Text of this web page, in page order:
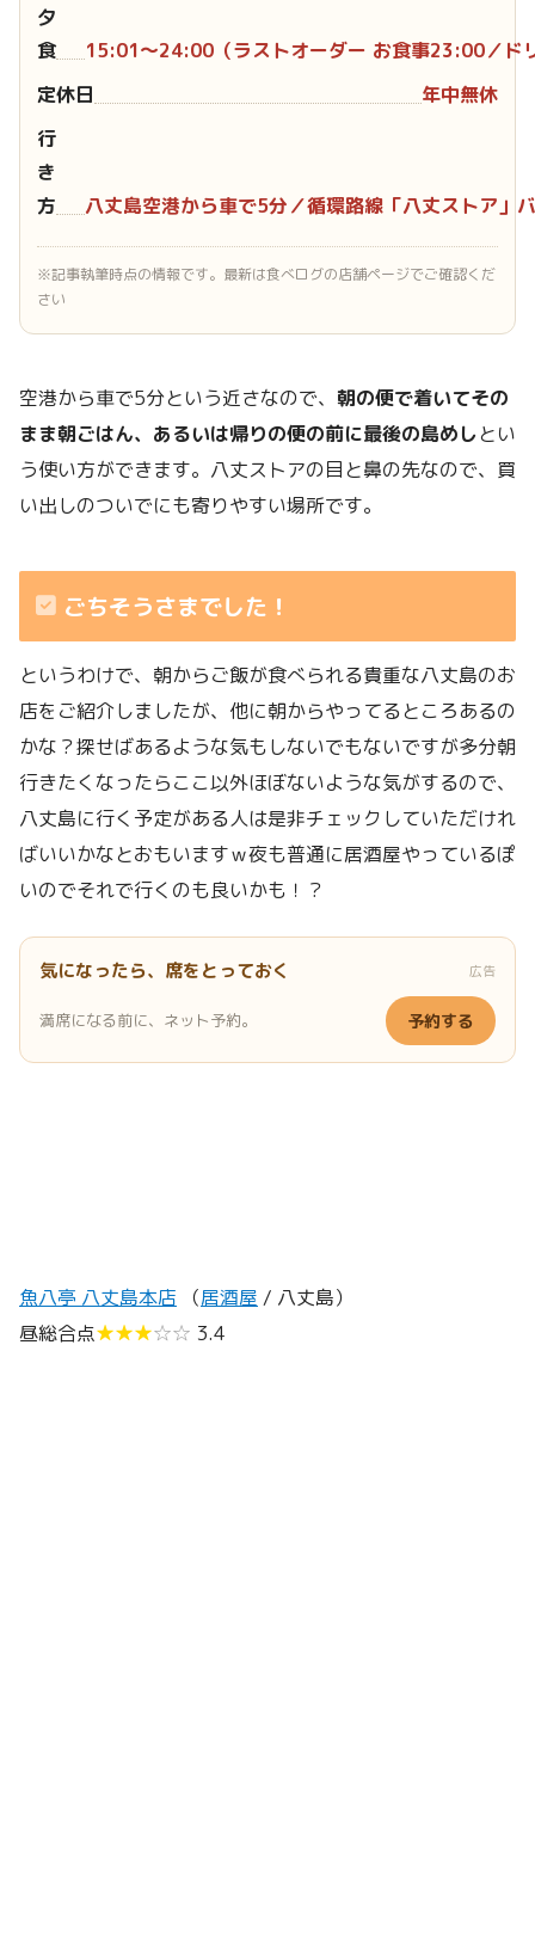
夕
食
15:01〜24:00（ラストオーダー お食事23:00／ド
定休日
年中無休
行
き
方
八丈島空港から車で5分／循環路線「八丈ストア」
※記事執筆時点の情報です。最新は食べログの店舗ページでご確認くだ
さい
空港から車で5分という近さなので、 朝の便で着いてその
まま朝ごはん、あるいは帰りの便の前に最後の島めしとい
う使い方ができます。八丈ストアの目と鼻の先なので、買
い出しのついでにも寄りやすい場所です。
ごちそうさまでした！
というわけで、朝からご飯が食べられる貴重な八丈島のお
店をご紹介しましたが、他に朝からやってるところあるの
かな？探せばあるような気もしないでもないですが多分朝
行きたくなったらここ以外ほぼないような気がするので、
八丈島に行く予定がある人は是非チェックしていただけれ
ばいいかなとおもいますｗ夜も普通に居酒屋やっているぽ
いのでそれで行くのも良いかも！？
気になったら、席をとっておく 広告
満席になる前に、ネット予約。 予約する
魚八亭 八丈島本店 （居酒屋 / 八丈島）
昼総合点★★★☆☆ 3.4